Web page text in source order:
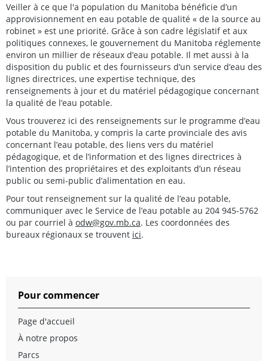
Veiller à ce que l'a population du Manitoba bénéficie d’un
approvisionnement en eau potable de qualité « de la source au
robinet » est une priorité. Grâce à son cadre législatif et aux
politiques connexes, le gouvernement du Manitoba réglemente
environ un millier de réseaux d’eau potable. Il met aussi à la
disposition du public et des fournisseurs d’un service d’eau des
lignes directrices, une expertise technique, des
renseignements à jour et du matériel pédagogique concernant
la qualité de l’eau potable.
Vous trouverez ici des renseignements sur le programme d’eau
potable du Manitoba, y compris la carte provinciale des avis
concernant l’eau potable, des liens vers du matériel
pédagogique, et de l’information et des lignes directrices à
l’intention des propriétaires et des exploitants d’un réseau
public ou semi-public d’alimentation en eau.
Pour tout renseignement sur la qualité de l’eau potable,
communiquer avec le Service de l’eau potable au 204 945-5762
ou par courriel à odw@gov.mb.ca. Les coordonnées des
bureaux régionaux se trouvent ici.
Pour commencer
Page d'accueil
À notre propos
Parcs